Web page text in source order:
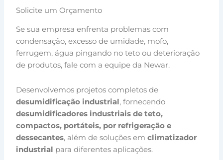
Solicite um Orçamento
Se sua empresa enfrenta problemas com
condensação, excesso de umidade, mofo,
ferrugem, água pingando no teto ou deterioração
de produtos, fale com a equipe da Newar.
Desenvolvemos projetos completos de
desumidificação industrial, fornecendo
desumidificadores industriais de teto,
compactos, portáteis, por refrigeração e
dessecantes, além de soluções emclimatizador
industrial para diferentes aplicações.